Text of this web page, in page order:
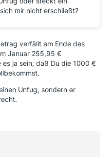
mir nicht erschließt?
verfällt am Ende des
Januar 255,95 €
ja sein, daß Du die 1000 €
Unfug, sondern er